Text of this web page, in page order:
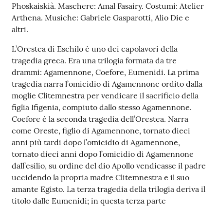
Phoskaiskià. Maschere: Amal Fasairy. Costumi: Atelier
Arthena. Musiche: Gabriele Gasparotti, Alio Die e
altri.
L’Orestea di Eschilo è uno dei capolavori della
tragedia greca. Era una trilogia formata da tre
drammi: Agamennone, Coefore, Eumenidi. La prima
tragedia narra l’omicidio di Agamennone ordito dalla
moglie Clitemnestra per vendicare il sacrificio della
figlia Ifigenia, compiuto dallo stesso Agamennone.
Coefore è la seconda tragedia dell’Orestea. Narra
come Oreste, figlio di Agamennone, tornato dieci
anni più tardi dopo l’omicidio di Agamennone,
tornato dieci anni dopo l’omicidio di Agamennone
dall’esilio, su ordine del dio Apollo vendicasse il padre
uccidendo la propria madre Clitemnestra e il suo
amante Egisto. La terza tragedia della trilogia deriva il
titolo dalle Eumenidi; in questa terza parte